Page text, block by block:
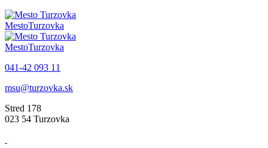
MestoTurzovka
MestoTurzovka
041-42 093 11
msu@turzovka.sk
Stred 178
023 54 Turzovka